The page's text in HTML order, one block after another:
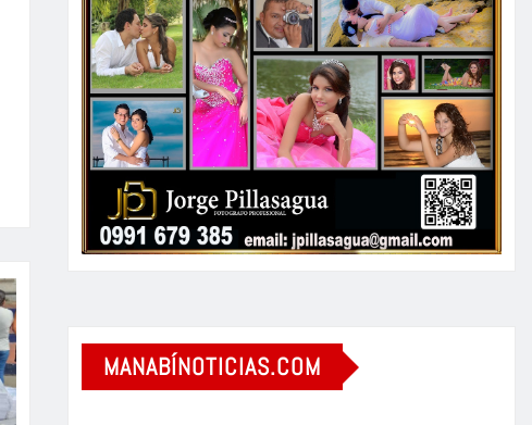
MANABÍNOTICIAS.COM